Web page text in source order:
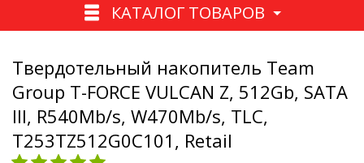
КАТАЛОГ ТОВАРОВ
Твердотельный накопитель Team
Group T-FORCE VULCAN Z, 512Gb, SATA
III, R540Mb/s, W470Mb/s, TLC,
T253TZ512G0C101, Retail